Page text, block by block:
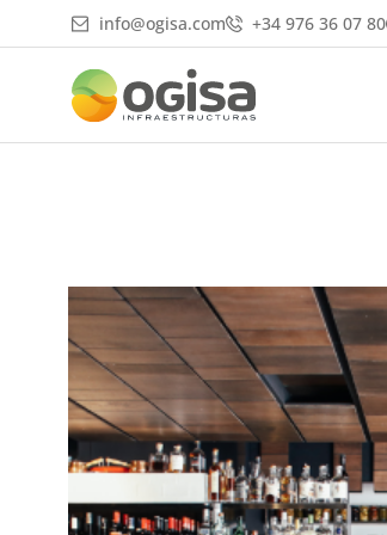
al
contenido
info@ogisa.com +34 976 36 07 80